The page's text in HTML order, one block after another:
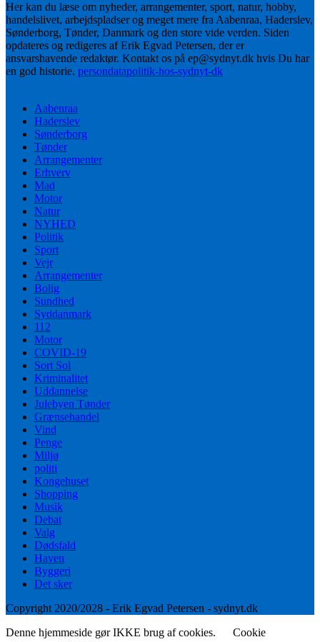
Her kan du læse om nyheder, arrangementer, sport, natur, hobby,
handelslivet, arbejdspladser og meget mere fra Aabenraa, Haderslev,
Sønderborg, Tønder, Danmark og den store vide verden. Siden
opdateres og redigeres af Erik Egvad Petersen, der er
ansvarshavende redaktør. Kontakt os på ep@sydnyt.dk hvis Du har
en god historie. persondatapolitik-hos-sydnyt-dk
Aabenraa
Haderslev
Sønderborg
Tønder
Arrangementer
Erhverv
Mad
Motor
Natur
NYHED
Politik
Sport
Vejr
Arrangementer
Bolig
Sundhed
Syddanmark
112
Motor
COVID-19
Sort Sol
Kriminalitet
Uddannelse
Julebyen Tønder
Grænsehandel
Vind
Penge
Miljø
politi
Kongehuset
Shopping
Musik
Debat
Valg
Dødsfald
Haven
Byggeri
Det sker
Copyright 2020/2028 - Erik Egvad Petersen - sydnyt.dk
Denne hjemmeside gør IKKE brug af cookies.
Cookie